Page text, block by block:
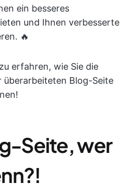
ein besseres
und Ihnen verbesserte
🔥
erfahren, wie Sie die
überarbeiteten Blog-Seite
Seite, wer